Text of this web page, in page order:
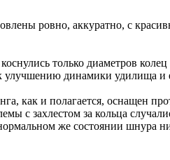
ровно, аккуратно, с
только диаметров
улучшению динамики удилища и
как и полагается, оснащен
с захлестом за кольца
же состоянии шнура